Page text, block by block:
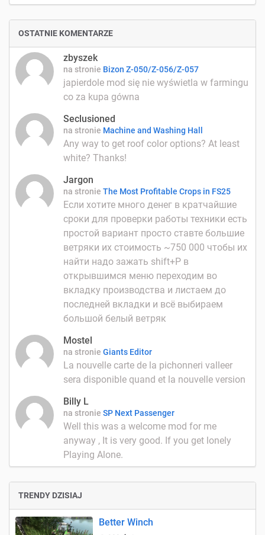
OSTATNIE KOMENTARZE
zbyszek
na stronie Bizon Z-050/Z-056/Z-057
japierdole mod się nie wyświetla w farmingu
co za kupa gówna
Seclusioned
na stronie Machine and Washing Hall
Any way to get roof color options? At least
white? Thanks!
Jargon
na stronie The Most Profitable Crops in FS25
Если хотите много денег в кратчайшие
сроки для проверки работы техники есть
простой вариант просто ставте большие
ветряки их стоимость ~750 000 чтобы их
найти надо зажать shift+P в
открывшимся меню переходим во
вкладку производства и листаем до
последней вкладки и всё выбираем
большой белый ветряк
Mostel
na stronie Giants Editor
La nouvelle carte de la pichonneri valleer
sera disponible quand et la nouvelle version
Billy L
na stronie SP Next Passenger
Well this was a welcome mod for me
anyway , It is very good. If you get lonely
Playing Alone.
TRENDY DZISIAJ
Better Winch